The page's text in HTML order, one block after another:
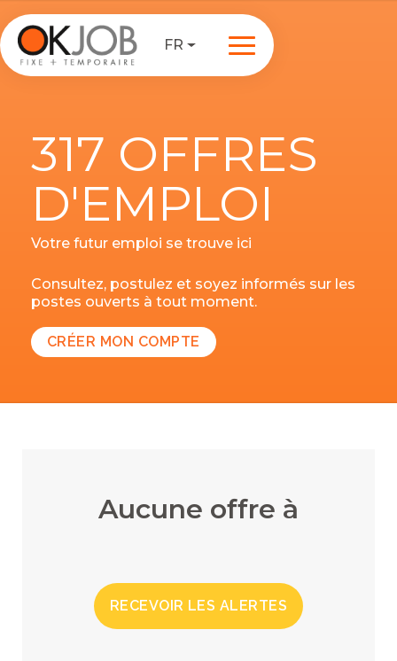
FR
317 OFFRES
D'EMPLOI
Votre futur emploi se trouve ici
Consultez, postulez et soyez informés sur les
postes ouverts à tout moment.
CRÉER MON COMPTE
Aucune offre à
RECEVOIR LES ALERTES